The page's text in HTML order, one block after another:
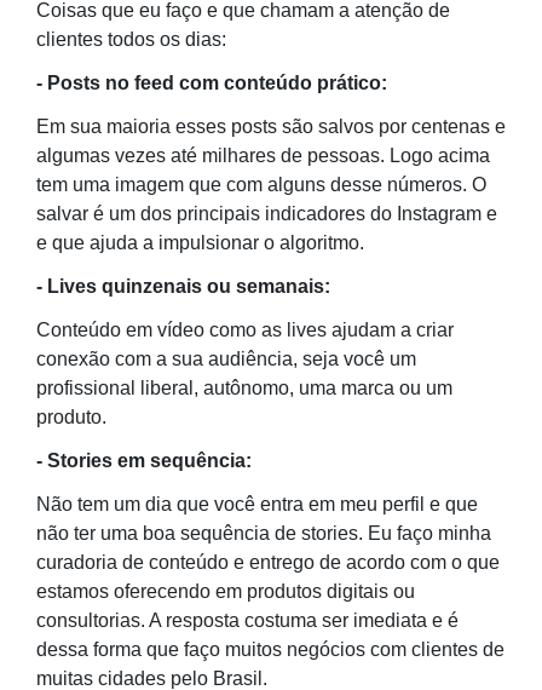
Coisas que eu faço e que chamam a atenção de
clientes todos os dias:
- Posts no feed com conteúdo prático:
Em sua maioria esses posts são salvos por centenas e
algumas vezes até milhares de pessoas. Logo acima
tem uma imagem que com alguns desse números. O
salvar é um dos principais indicadores do Instagram e
e que ajuda a impulsionar o algoritmo.
- Lives quinzenais ou semanais:
Conteúdo em vídeo como as lives ajudam a criar
conexão com a sua audiência, seja você um
profissional liberal, autônomo, uma marca ou um
produto.
- Stories em sequência:
Não tem um dia que você entra em meu perfil e que
não ter uma boa sequência de stories. Eu faço minha
curadoria de conteúdo e entrego de acordo com o que
estamos oferecendo em produtos digitais ou
consultorias. A resposta costuma ser imediata e é
dessa forma que faço muitos negócios com clientes de
muitas cidades pelo Brasil.